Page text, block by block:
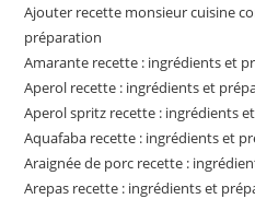
Ajouter recette monsieur cuisine
préparation
Amarante recette : ingrédients et
Aperol recette : ingrédients et
Aperol spritz recette : ingrédients
Aquafaba recette : ingrédients et
Araignée de porc recette :
Arepas recette : ingrédients et